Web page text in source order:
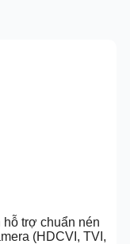
trợ chuẩn nén
(HDCVI, TVI,